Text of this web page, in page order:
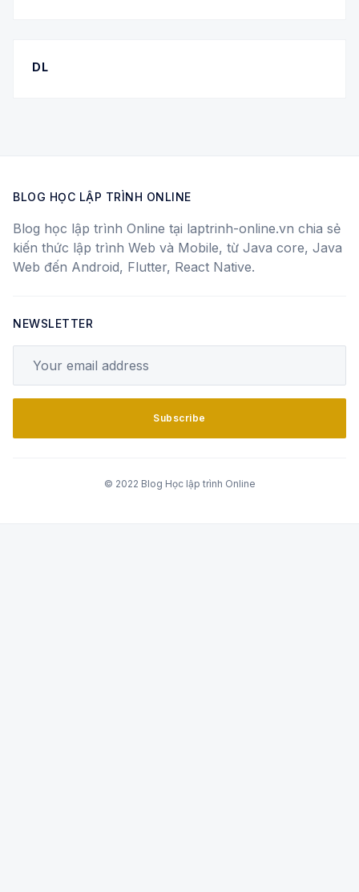
DL
BLOG HỌC LẬP TRÌNH ONLINE
Blog học lập trình Online tại laptrinh-online.vn chia sẻ
kiến thức lập trình Web và Mobile, từ Java core, Java
Web đến Android, Flutter, React Native.
NEWSLETTER
Subscribe
© 2022 Blog Học lập trình Online